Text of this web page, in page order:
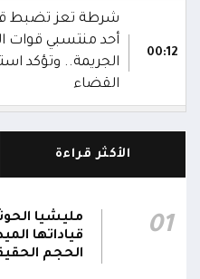
00:12
شرطة تعز تضبط
أحد منتسبي قوات
الجريمة.. وتؤكد
القضاء
وتجهيز 11
22:01
الحوثيون يزعمون
الأكثر قراءة
01
مليشيا
قياداتها
الحجم